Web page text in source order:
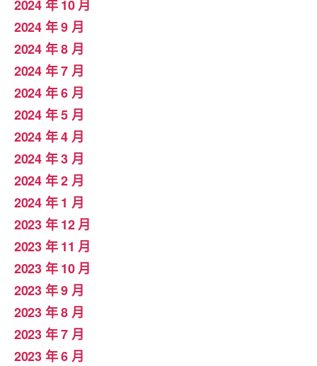
2024 年 10 月
2024 年 9 月
2024 年 8 月
2024 年 7 月
2024 年 6 月
2024 年 5 月
2024 年 4 月
2024 年 3 月
2024 年 2 月
2024 年 1 月
2023 年 12 月
2023 年 11 月
2023 年 10 月
2023 年 9 月
2023 年 8 月
2023 年 7 月
2023 年 6 月